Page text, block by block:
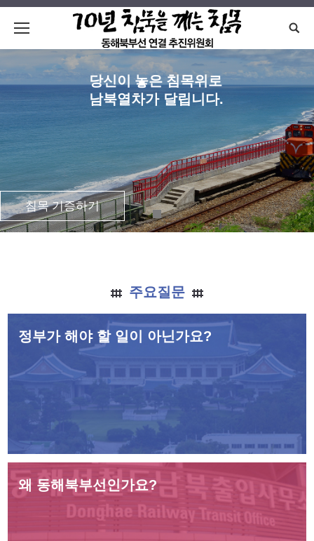
당신이 놓은 침목위로
남북열차가 달립니다.
침목 기증하기
주요질문
정부가 해야 할 일이 아닌가요?
왜 동해북부선인가요?